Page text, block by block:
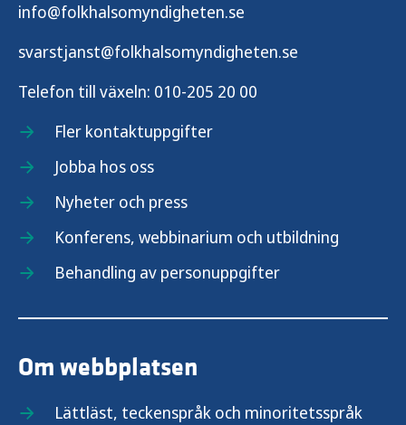
info@folkhalsomyndigheten.se
svarstjanst@folkhalsomyndigheten.se
Telefon till växeln: 010-205 20 00
Fler kontaktuppgifter
Jobba hos oss
Nyheter och press
Konferens, webbinarium och utbildning
Behandling av personuppgifter
Om webbplatsen
Lättläst, teckenspråk och minoritetsspråk